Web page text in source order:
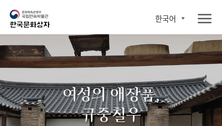
한국어
여성의 애장품,
규중칠우